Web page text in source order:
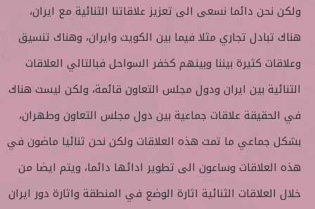
ولكن نحن دائما نسعى الى تعزيز علاقاتنا الثنائية مع ايران،
هناك تبادل تجاري مثلا فيما بين الكويت وايران، وهناك تنسيق
وعلاقات كثيرة بيننا وبينهم كخفر السواحل فبالتالي العلاقات
الثنائية بين ايران ودول مجلس التعاون قائمة، ولكن ليست هناك
في الحقيقة علاقات جماعية بين دول مجلس التعاون وطهران،
بشكل جماعي ما تمت هذه العلاقات ولكن نحن ثنائيا ماضون في
هذه العلاقات وساعون الى تطوير ادائها دائما، ويتم ايضا من
خلال العلاقات الثنائية اثارة الوضع في المنطقة واثارة دور ايران